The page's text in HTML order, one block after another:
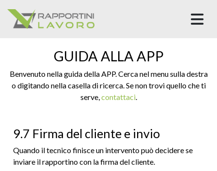
GUIDA ALLA APP
Benvenuto nella guida della APP. Cerca nel menu sulla destra
o digitando nella casella di ricerca. Se non trovi quello che ti
serve,contattaci.
9.7 Firma del cliente e invio
Quando il tecnico finisce un intervento può decidere se
inviare il rapportino con la firma del cliente.